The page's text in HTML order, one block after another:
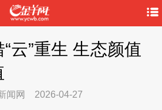
云”重生 生态颜值
闻网 2026-04-27